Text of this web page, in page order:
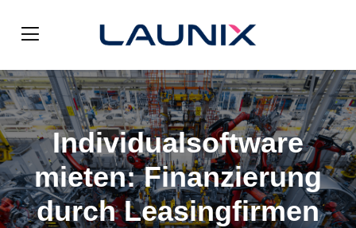
Individualsoftware
mieten: Finanzierung
durch Leasingfirmen